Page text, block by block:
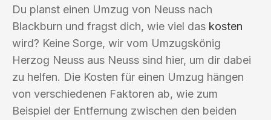
Du planst einen Umzug von Neuss nach
Blackburn und fragst dich, wie viel das kosten
wird? Keine Sorge, wir vom Umzugskönig
Herzog Neuss aus Neuss sind hier, um dir dabei
zu helfen. Die Kosten für einen Umzug hängen
von verschiedenen Faktoren ab, wie zum
Beispiel der Entfernung zwischen den beiden